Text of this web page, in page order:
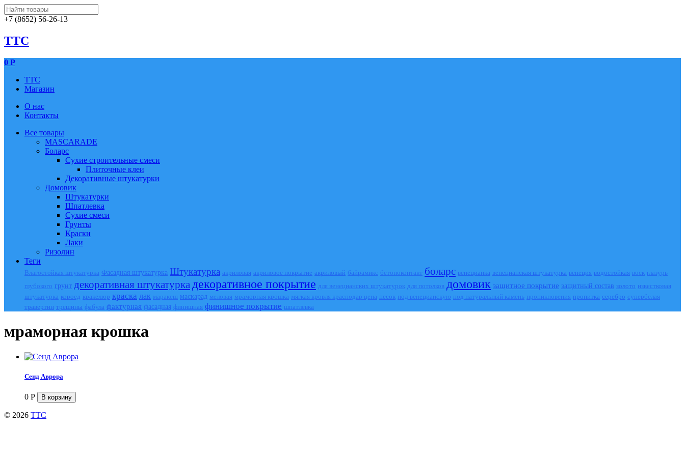
+7 (8652) 56-26-13
TTC
0 Р
TTC
Магазин
О нас
Контакты
Все товары
MASCARADE
Боларс
Сухие строительные смеси
Плиточные клеи
Декоративные штукатурки
Домовик
Штукатурки
Шпатлевка
Сухие смеси
Грунты
Краски
Лаки
Ризолин
Теги
Влагостойкая штукатурка Фасадная штукатурка Штукатурка акриловая акриловое покрытие акриловый байрамикс бетоноконтакт боларс венецианка венецианская штукатурка венеция водостойкая воск глазурь
глубокого грунт декоративная штукатурка декоративное покрытие для венецианских штукатурок для потолков домовик защитное покрытие защитный состав золото известковая
штукатурка короед кракелюр краска лак маракеш маскарад меловая мраморная крошка мягкая кровля краснодар цена песок под венецианскую под натуральный камень проникновения пропитка серебро супербелая
травертин трещины фабула фактурная фасадная финишная финишное покрытие шпатлевка
мраморная крошка
Сенд Аврора
0 Р
© 2026 TTC